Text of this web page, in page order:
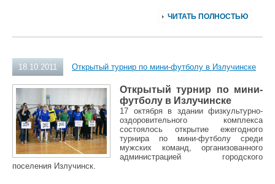
ЧИТАТЬ ПОЛНОСТЬЮ
18.10.2011 Открытый турнир по мини-футболу в Излучинске
Открытый турнир по мини-
футболу в Излучинске
17 октября в здании физкультурно-
оздоровительного комплекса
состоялось открытие ежегодного
турнира по мини-футболу среди
мужских команд, организованного
администрацией городского
поселения Излучинск.